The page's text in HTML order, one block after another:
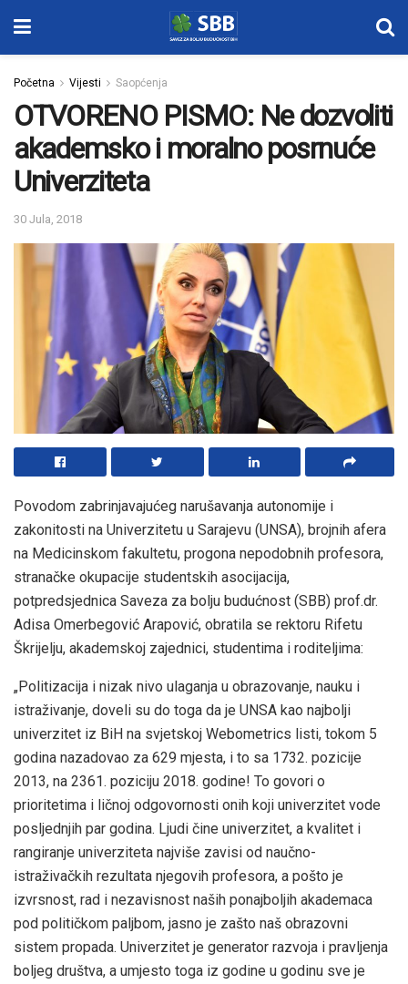
Početna Vijesti Saopćenja
OTVORENO PISMO: Ne dozvoliti
akademsko i moralno posrnuće
Univerziteta
30 Jula, 2018
Povodom zabrinjavajućeg narušavanja autonomije i
zakonitosti na Univerzitetu u Sarajevu (UNSA), brojnih afera
na Medicinskom fakultetu, progona nepodobnih profesora,
stranačke okupacije studentskih asocijacija,
potpredsjednica Saveza za bolju budućnost (SBB) prof.dr.
Adisa Omerbegović Arapović, obratila se rektoru Rifetu
Škrijelju, akademskoj zajednici, studentima i roditeljima:
„Politizacija i nizak nivo ulaganja u obrazovanje, nauku i
istraživanje, doveli su do toga da je UNSA kao najbolji
univerzitet iz BiH na svjetskoj Webometrics listi, tokom 5
godina nazadovao za 629 mjesta, i to sa 1732. pozicije
2013, na 2361. poziciju 2018. godine! To govori o
prioritetima i ličnoj odgovornosti onih koji univerzitet vode
posljednjih par godina. Ljudi čine univerzitet, a kvalitet i
rangiranje univerziteta najviše zavisi od naučno-
istraživačkih rezultata njegovih profesora, a pošto je
izvrsnost, rad i nezavisnost naših ponajboljih akademaca
pod političkom paljbom, jasno je zašto naš obrazovni
sistem propada. Univerzitet je generator razvoja i pravljenja
boljeg društva, a umjesto toga iz godine u godinu sve je